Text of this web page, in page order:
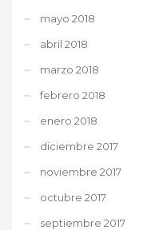
mayo 2018
abril 2018
marzo 2018
febrero 2018
enero 2018
diciembre 2017
noviembre 2017
octubre 2017
septiembre 2017